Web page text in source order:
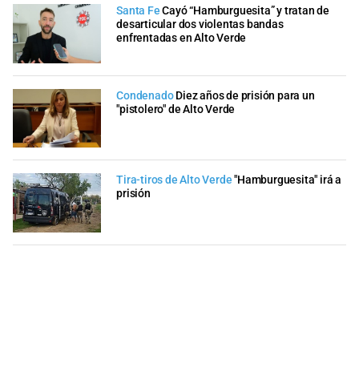
Santa Fe Cayó “Hamburguesita” y tratan de
desarticular dos violentas bandas
enfrentadas en Alto Verde
Condenado Diez años de prisión para un
"pistolero" de Alto Verde
Tira-tiros de Alto Verde"Hamburguesita" irá a
prisión